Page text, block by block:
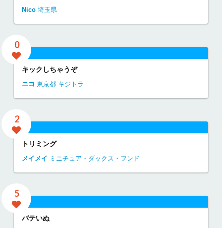
Nico 埼玉県
0
キックしちゃうぞ
ニコ 東京都 キジトラ
2
トリミング
メイメイ ミニチュア・ダックス・フンド
5
バテいぬ